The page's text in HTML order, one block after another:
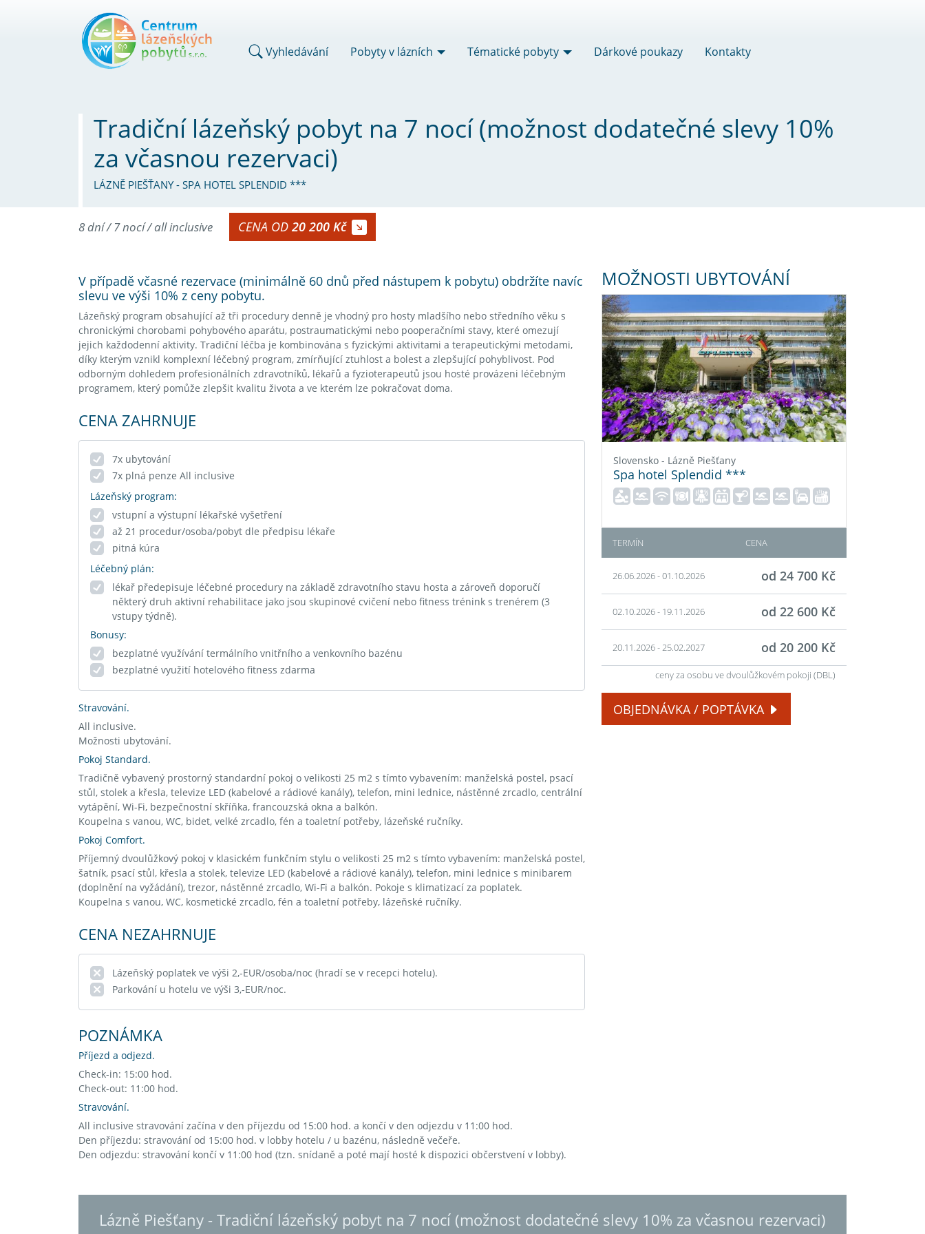
Vyhledávání Pobyty v lázních Tématické pobyty Dárkové poukazy Kontakty
Tradiční lázeňský pobyt na 7 nocí (možnost dodatečné slevy 10%
za včasnou rezervaci)
LÁZNĚ PIEŠŤANY - SPA HOTEL SPLENDID ***
8 dní / 7 nocí / all inclusive CENA OD 20 200 Kč
V případě včasné rezervace (minimálně 60 dnů před nástupem k pobytu) obdržíte navíc
slevu ve výši 10% z ceny pobytu.
Lázeňský program obsahující až tři procedury denně je vhodný pro hosty mladšího nebo středního věku s
chronickými chorobami pohybového aparátu, postraumatickými nebo pooperačními stavy, které omezují
jejich každodenní aktivity. Tradiční léčba je kombinována s fyzickými aktivitami a terapeutickými metodami,
díky kterým vznikl komplexní léčebný program, zmírňující ztuhlost a bolest a zlepšující pohyblivost. Pod
odborným dohledem profesionálních zdravotníků, lékařů a fyzioterapeutů jsou hosté provázeni léčebným
programem, který pomůže zlepšit kvalitu života a ve kterém lze pokračovat doma.
CENA ZAHRNUJE
7x ubytování
7x plná penze All inclusive
Lázeňský program:
vstupní a výstupní lékařské vyšetření
až 21 procedur/osoba/pobyt dle předpisu lékaře
pitná kúra
Léčebný plán:
lékař předepisuje léčebné procedury na základě zdravotního stavu hosta a zároveň doporučí
některý druh aktivní rehabilitace jako jsou skupinové cvičení nebo fitness trénink s trenérem (3
vstupy týdně).
Bonusy:
bezplatné využívání termálního vnitřního a venkovního bazénu
bezplatné využití hotelového fitness zdarma
Stravování.
All inclusive.
Možnosti ubytování.
Pokoj Standard.
Tradičně vybavený prostorný standardní pokoj o velikosti 25 m2 s tímto vybavením: manželská postel, psací
stůl, stolek a křesla, televize LED (kabelové a rádiové kanály), telefon, mini lednice, nástěnné zrcadlo, centrální
vytápění, Wi-Fi, bezpečnostní skříňka, francouzská okna a balkón.
Koupelna s vanou, WC, bidet, velké zrcadlo, fén a toaletní potřeby, lázeňské ručníky.
Pokoj Comfort.
Příjemný dvoulůžkový pokoj v klasickém funkčním stylu o velikosti 25 m2 s tímto vybavením: manželská postel,
šatník, psací stůl, křesla a stolek, televize LED (kabelové a rádiové kanály), telefon, mini lednice s minibarem
(doplnění na vyžádání), trezor, nástěnné zrcadlo, Wi-Fi a balkón. Pokoje s klimatizací za poplatek.
Koupelna s vanou, WC, kosmetické zrcadlo, fén a toaletní potřeby, lázeňské ručníky.
CENA NEZAHRNUJE
Lázeňský poplatek ve výši 2,-EUR/osoba/noc (hradí se v recepci hotelu).
Parkování u hotelu ve výši 3,-EUR/noc.
POZNÁMKA
Příjezd a odjezd.
Check-in: 15:00 hod.
Check-out: 11:00 hod.
Stravování.
All inclusive stravování začína v den příjezdu od 15:00 hod. a končí v den odjezdu v 11:00 hod.
Den příjezdu: stravování od 15:00 hod. v lobby hotelu / u bazénu, následně večeře.
Den odjezdu: stravování končí v 11:00 hod (tzn. snídaně a poté mají hosté k dispozici občerstvení v lobby).
MOŽNOSTI UBYTOVÁNÍ
Slovensko - Lázně Piešťany
Spa hotel Splendid ***
TERMÍN CENA
26.06.2026 - 01.10.2026 od 24 700 Kč
02.10.2026 - 19.11.2026 od 22 600 Kč
20.11.2026 - 25.02.2027 od 20 200 Kč
ceny za osobu ve dvoulůžkovém pokoji (DBL)
OBJEDNÁVKA / POPTÁVKA
Lázně Piešťany - Tradiční lázeňský pobyt na 7 nocí (možnost dodatečné slevy 10% za včasnou rezervaci)